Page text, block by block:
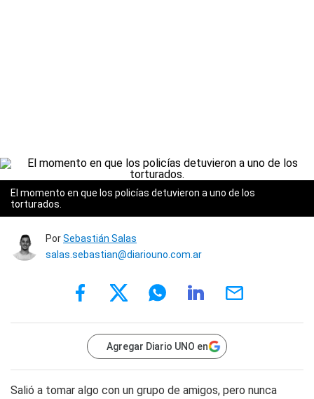
El momento en que los policías detuvieron a uno de los
torturados.
PorSebastián Salas
salas.sebastian@diariouno.com.ar
Agregar Diario UNO en
Salió a tomar algo con un grupo de amigos, pero nunca